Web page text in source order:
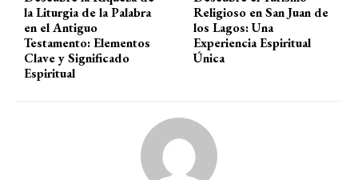
la Liturgia de la Palabra
en el Antiguo
Testamento: Elementos
Clave y Significado
Espiritual
Religioso en San Juan de
los Lagos: Una
Experiencia Espiritual
Única